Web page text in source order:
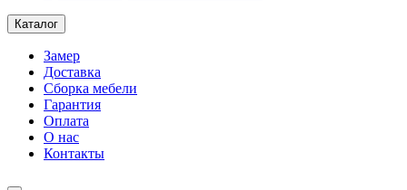
Каталог
Замер
Доставка
Сборка мебели
Гарантия
Оплата
О нас
Контакты